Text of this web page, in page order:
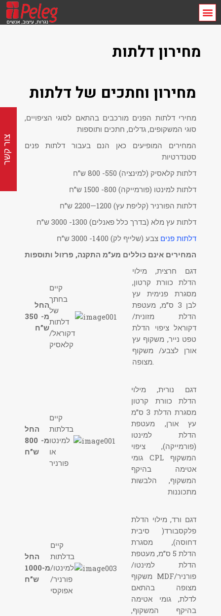
מחירון דלתות
מחירון וחתכים של דלתות
מחירי דלתות הפנים מורכבים בהתאם לסוגי הציפויים,
סוגי המשקופים, גדלים, חתכים ותוספות
המחירים המופיעים כאן הנם בעבור דלתות פנים
סטנדרטיות
דלתות קלאסיק (למינציה) 550- 800 ש”ח
דלתות למינטו (פורמייקה) 800- 1500 ש”ח
דלתות הפורניר (קליפת עץ) 1200—2200 ש”ח
דלתות עץ מלא (בדרך כלל פאנלים) 1300- 3000 ש”ח
דלתות פנים צבע (שלייף לק) 1400- 3000 ש”ח
המחירים אינם כוללים מע”מ התקנה, פרזול ותוספות
דגם חרצית, מילוי
הדלת כוורת קרטון,
מסגרת פנימית עץ
לבן 3 ס”מ, מעטפת
הדלת מזונית/
דקוראל ציפוי הדלת
טפט נייר, משקוף עץ
אורן לצבע/ משקוף
מצופה.
קיים
בחתך
של
דלתות
דקוראל/
קלאסיק
החל
מ- 350
ש”ח
דגם נורית, מילוי
הדלת כוורת קרטון
מסגרת הדלת 3 ס”מ
עץ אורן, מעטפת
הדלת למינטו
(פורמייקה), ציפוי
המשקוף CPL גומי
אטימה בהיקף
המשקוף, הלבשות
מתכוננות
קיים
בדלתות
למינטו
או
פורניר
החל
מ- 800
ש”ח
דגם ורד, מילוי הדלת
פלקסבורד( סיבית
דחוסה), מסגרת
הדלת 5 ס”מ, מעטפת
הדלת למינטו/
פורניר/MDF משקוף
מצופה בהתאם
לדלת, גומי אטימה
בהיקף המשקוף,
קיים
בדלתות
למינטו/
פורניר/
אפוקסי
החל
מ-1000
ש”ח
צור קשר